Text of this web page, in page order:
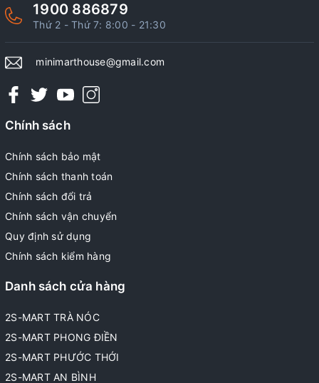
1900 886879
Thứ 2 - Thứ 7: 8:00 - 21:30
minimarthouse@gmail.com
Chính sách
Chính sách bảo mật
Chính sách thanh toán
Chính sách đổi trả
Chính sách vận chuyển
Quy định sử dụng
Chính sách kiểm hàng
Danh sách cửa hàng
2S-MART TRÀ NÓC
2S-MART PHONG ĐIỀN
2S-MART PHƯỚC THỚI
2S-MART AN BÌNH